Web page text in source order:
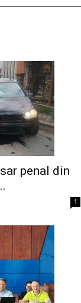
penal din
1